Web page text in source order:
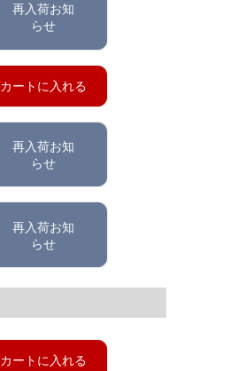
再入荷お知
らせ
カートに入れる
再入荷お知
らせ
再入荷お知
らせ
カートに入れる